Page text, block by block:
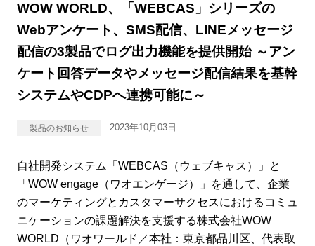
WOW WORLD、「WEBCAS」シリーズの
Webアンケート、SMS配信、LINEメッセージ
配信の3製品でログ出力機能を提供開始 ～アン
ケート回答データやメッセージ配信結果を基幹
システムやCDPへ連携可能に～
製品のお知らせ 2023年10月03日
自社開発システム「WEBCAS（ウェブキャス）」と
「WOW engage（ワオエンゲージ）」を通して、企業
のマーケティングとカスタマーサクセスにおけるコミュ
ニケーションの課題解決を支援する株式会社WOW
WORLD（ワオワールド／本社：東京都品川区、代表取